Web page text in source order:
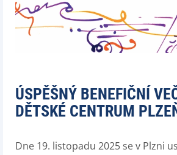
ÚSPĚŠNÝ BENEFIČNÍ
DĚTSKÉ CENTRUM
Dne 19. listopadu 2025 se v Plzni